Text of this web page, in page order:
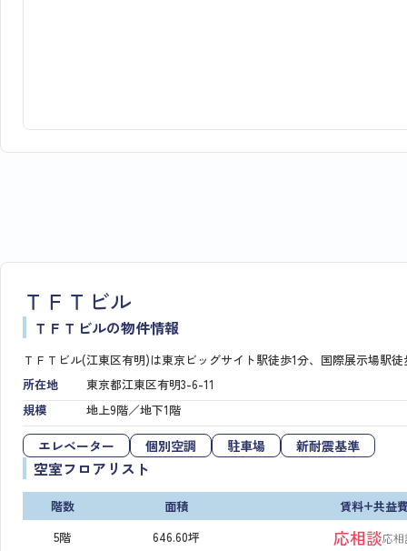
ＴＦＴビル
ＴＦＴビルの物件情報
ＴＦＴビル(江東区有明)は東京ビッグサイト駅徒歩1分、国際展示場駅
所在地
東京都江東区有明3-6-11
規模
地上9階／地下1階
エレベーター 個別空調 駐車場 新耐震基準
空室フロアリスト
階数 面積
賃料+共益
5階
646.60坪 応相談応相